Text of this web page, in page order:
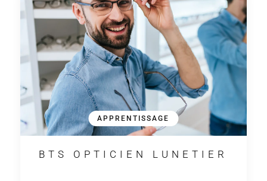
APPRENTISSAGE
BTS OPTICIEN LUNETIER